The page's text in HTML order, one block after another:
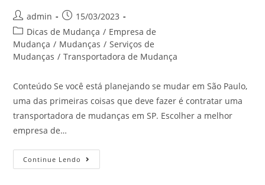
admin
15/03/2023
Dicas de Mudança / Empresa de
Mudança / Mudanças / Serviços de
Mudanças / Transportadora de Mudança
Conteúdo Se você está planejando se mudar em São Paulo,
uma das primeiras coisas que deve fazer é contratar uma
transportadora de mudanças em SP. Escolher a melhor
empresa de…
Continue Lendo